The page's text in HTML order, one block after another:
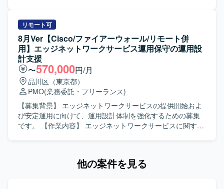
る間接部門の最適化という、全社的な業務改善に直結する
プロジェクトの推進をリーダークラスとして経験いただけ
ます。複数部門との調整やサービス導入のフロント対応を
通じて、ドキュメンテーションスキルやマネジメントスキ
ル、業務改善に関する知見を幅広く習得・発揮できる環境
です。 【開発環境】 ドキュメント作成や説明資料作成にお
いて、ExcelおよびPowerPointなどのオフィスツールを利用
いたします。
導入プロジェクトの要件定義リードおよび導入推進を行っ
ていただきます。 具体的には、顧客および業務部門との要
件整理、SaaSベンダーとの調整・コントロール、システム
開発における課題管理・変更管理、各種資料作成などを担
当していただきます。 【求める人物像】 関係者と円滑にコ
ミュニケーションを取りながら、発注サイドの立場で主体
的にプロジェクトをリードしていただける方を求めていま
す。 【ポジションの魅力】 大手不動産デベロッパーのDX推
進に直接関わり、アンケートデータの活用やマーケティン
グ高度化を見据えた基盤構築に上流から携わることができ
ます。SaaS導入や顧客接点システムに関する経験を広げる
リモート可
8月Ver【Cisco/ファイアーウォール/リモート併
用】エッジネットワークサービス運用保守の運用設
計支援
〜570,000円/月
品川区（東京都）
PMO(業務委託・フリーランス)
【募集背景】 エッジネットワークサービスの提供開始およ
び安定運用に向けて、運用設計体制を強化するための募集
です。 【作業内容】 エッジネットワークサービスに関する
ントの作成を行っていただきます。また、関係者との打合
他の案件を見る